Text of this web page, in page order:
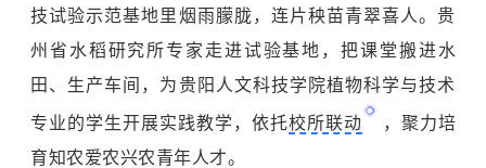
技试验示范基地里烟雨朦胧，连片秧苗青翠喜人。贵
州省水稻研究所专家走进试验基地，把课堂搬进水
田、生产车间，为贵阳人文科技学院植物科学与技术
专业的学生开展实践教学，依托校所联动
，聚力培
育知农爱农兴农青年人才。